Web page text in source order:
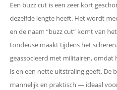
Een buzz cut is een zeer kort
dezelfde lengte heeft. Het wordt
en de naam “buzz cut” komt van
tondeuse maakt tijdens het
geassocieerd met militairen,
is en een nette uitstraling geeft. De
mannelijk en praktisch — ideaal